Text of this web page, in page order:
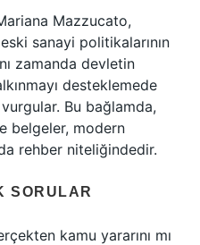
Mazzucato,
sanayi politikalarının
zamanda devletin
desteklemede
Bu bağlamda,
belgeler, modern
rehber niteliğindedir.
SORULAR
kamu yararını mı